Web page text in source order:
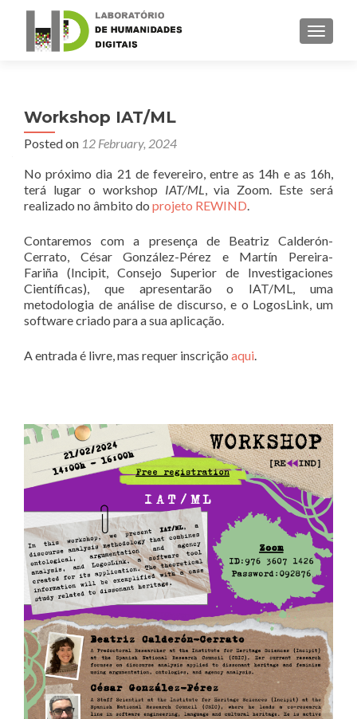
Workshop IAT/ML
Posted on 12 February, 2024
No próximo dia 21 de fevereiro, entre as 14h e as 16h,
terá lugar o workshop IAT/ML, via Zoom. Este será
realizado no âmbito do projeto REWIND.
Contaremos com a presença de Beatriz Calderón-
Cerrato, César González-Pérez e Martín Pereira-
Fariña (Incipit, Consejo Superior de Investigaciones
Científicas), que apresentarão o IAT/ML, uma
metodologia de análise de discurso, e o LogosLink, um
software criado para a sua aplicação.
A entrada é livre, mas requer inscrição aqui.